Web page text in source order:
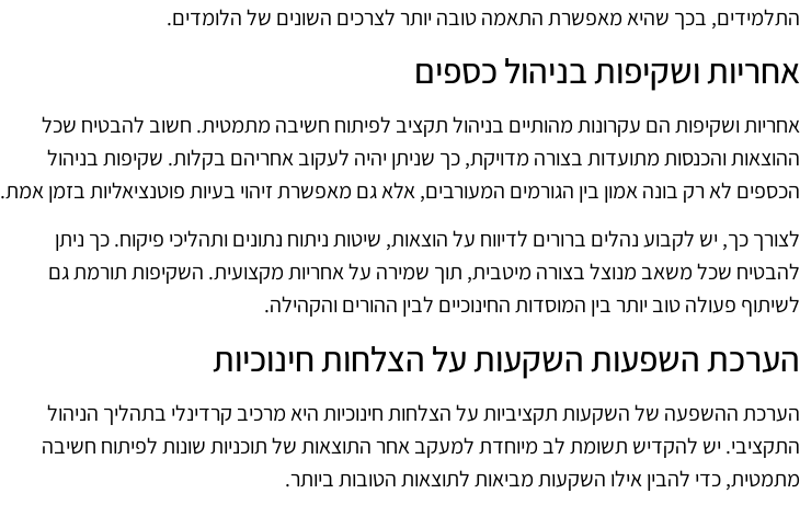
התלמידים, בכך שהיא מאפשרת התאמה טובה יותר לצרכים השונים של הלומדים.
אחריות ושקיפות בניהול כספים
אחריות ושקיפות הם עקרונות מהותיים בניהול תקציב לפיתוח חשיבה מתמטית. חשוב להבטיח שכל
ההוצאות והכנסות מתועדות בצורה מדויקת, כך שניתן יהיה לעקוב אחריהם בקלות. שקיפות בניהול
הכספים לא רק בונה אמון בין הגורמים המעורבים, אלא גם מאפשרת זיהוי בעיות פוטנציאליות בזמן אמת.
לצורך כך, יש לקבוע נהלים ברורים לדיווח על הוצאות, שיטות ניתוח נתונים ותהליכי פיקוח. כך ניתן
להבטיח שכל משאב מנוצל בצורה מיטבית, תוך שמירה על אחריות מקצועית. השקיפות תורמת גם
לשיתוף פעולה טוב יותר בין המוסדות החינוכיים לבין ההורים והקהילה.
הערכת השפעות השקעות על הצלחות חינוכיות
הערכת ההשפעה של השקעות תקציביות על הצלחות חינוכיות היא מרכיב קרדינלי בתהליך הניהול
התקציבי. יש להקדיש תשומת לב מיוחדת למעקב אחר התוצאות של תוכניות שונות לפיתוח חשיבה
מתמטית, כדי להבין אילו השקעות מביאות לתוצאות הטובות ביותר.